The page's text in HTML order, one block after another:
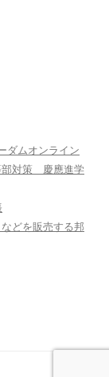
ダムオンライン
部対策 慶應進学
どを販売する邦